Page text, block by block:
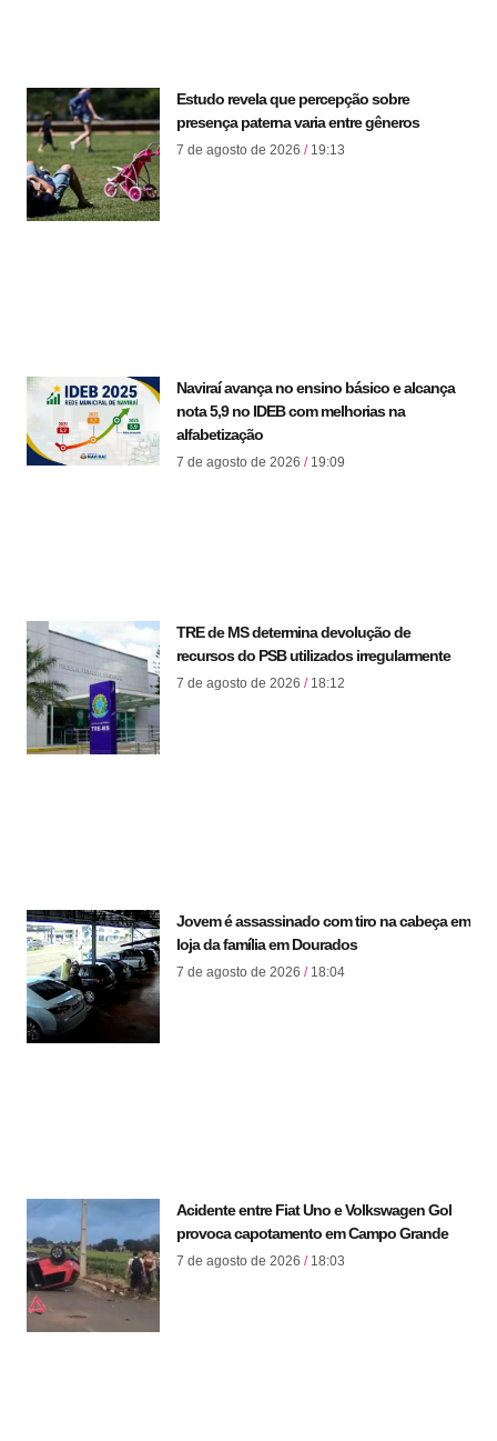
Estudo revela que percepção sobre
presença paterna varia entre gêneros
7 de agosto de 2026 19:13
Naviraí avança no ensino básico e alcança
nota 5,9 no IDEB com melhorias na
alfabetização
7 de agosto de 2026 19:09
TRE de MS determina devolução de
recursos do PSB utilizados irregularmente
7 de agosto de 2026 18:12
Jovem é assassinado com tiro na cabeça em
loja da família em Dourados
7 de agosto de 2026 18:04
Acidente entre Fiat Uno e Volkswagen Gol
provoca capotamento em Campo Grande
7 de agosto de 2026 18:03